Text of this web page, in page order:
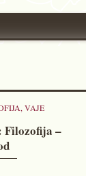
, VAJE
Filozofija –